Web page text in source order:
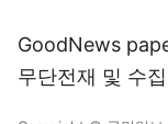
GoodNews
무단전재 및 수